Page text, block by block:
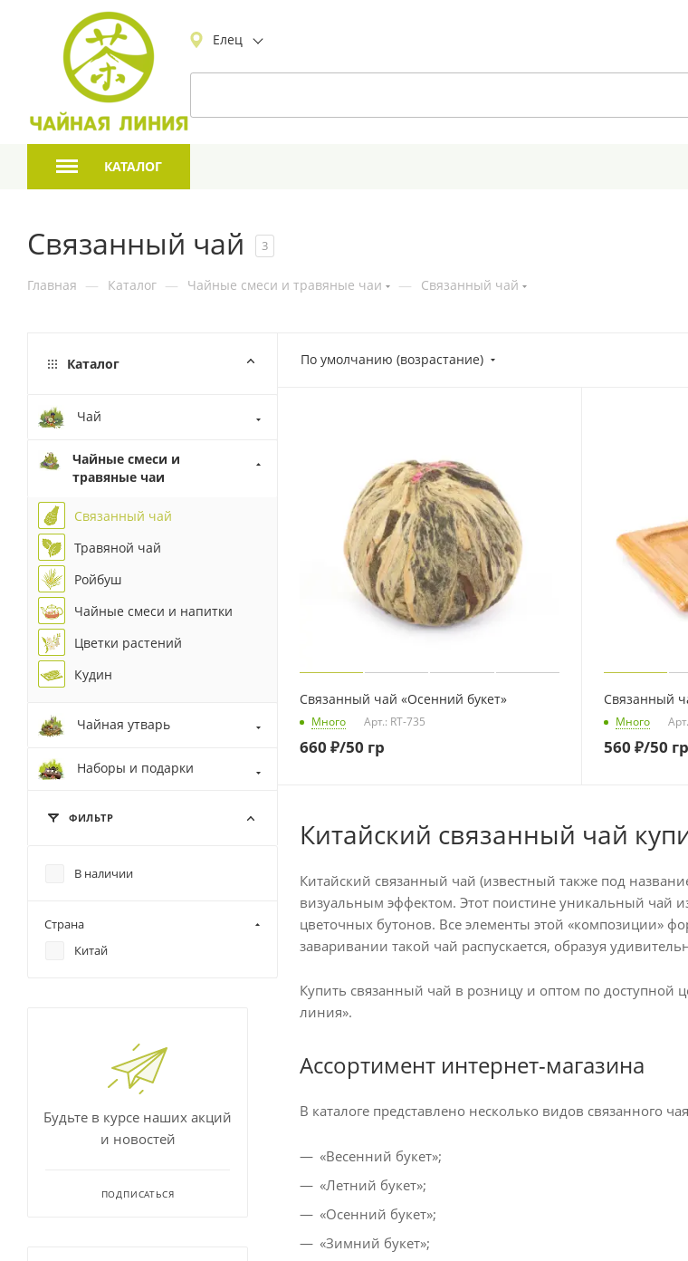
Елец
КАТАЛОГ
Связанный чай 3
Главная — Каталог — Чайные смеси и травяные чаи — Связанный чай
По умолчанию (возрастание)
Связанный чай «Осенний букет»
Много Арт.: RT-735
660 ₽/50 гр
Связанный
Много
560 ₽/50 гр
Китайский связанный чай
Китайский связанный чай (известный также под
визуальным эффектом. Этот поистине уникальный чай
цветочных бутонов. Все элементы этой «композиции»
заваривании такой чай распускается, образуя
Купить связанный чай в розницу и оптом по доступной
линия».
Ассортимент интернет-магазина
В каталоге представлено несколько видов связанного
«Весенний букет»;
«Летний букет»;
«Осенний букет»;
«Зимний букет»;
Каталог
Чай
Чайные смеси и
травяные чаи
Связанный чай
Травяной чай
Ройбуш
Чайные смеси и напитки
Цветки растений
Кудин
Чайная утварь
Наборы и подарки
ФИЛЬТР
В наличии
Страна
Китай
Будьте в курсе наших акций
и новостей
ПОДПИСАТЬСЯ